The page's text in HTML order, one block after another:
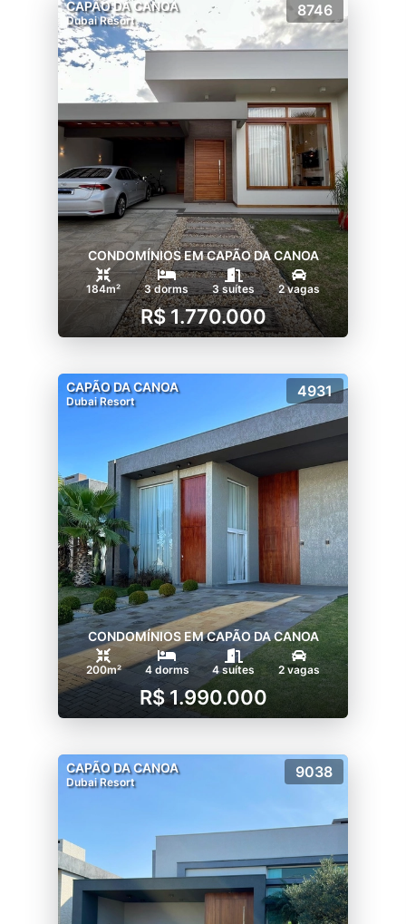
CAPÃO DA CANOA
Dubai Resort
8746
CONDOMÍNIOS EM CAPÃO DA CANOA
184m² 3 dorms 3 suítes 2 vagas
R$ 1.770.000
CAPÃO DA CANOA
Dubai Resort
4931
CONDOMÍNIOS EM CAPÃO DA CANOA
200m² 4 dorms 4 suítes 2 vagas
R$ 1.990.000
CAPÃO DA CANOA
Dubai Resort
9038